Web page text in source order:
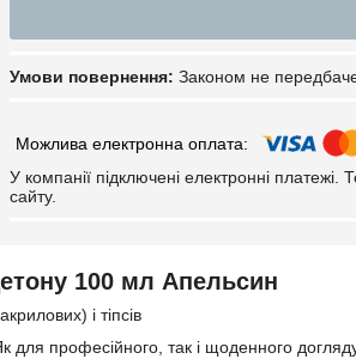
Законом не
У компанії підключені електронні
сайту.
100 мл Апельсин
і тіпсів
для професійного, так і щоденного